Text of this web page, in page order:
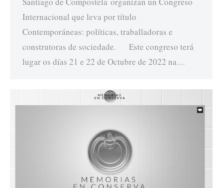
Internacional que leva por título
Contemporáneas: políticas, traballadoras e
construtoras de sociedade. Este congreso terá
lugar os días 21 e 22 de Octubre de 2022 na…